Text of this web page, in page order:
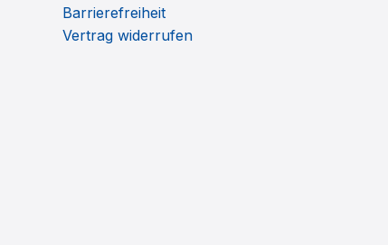
Barrierefreiheit
Vertrag widerrufen